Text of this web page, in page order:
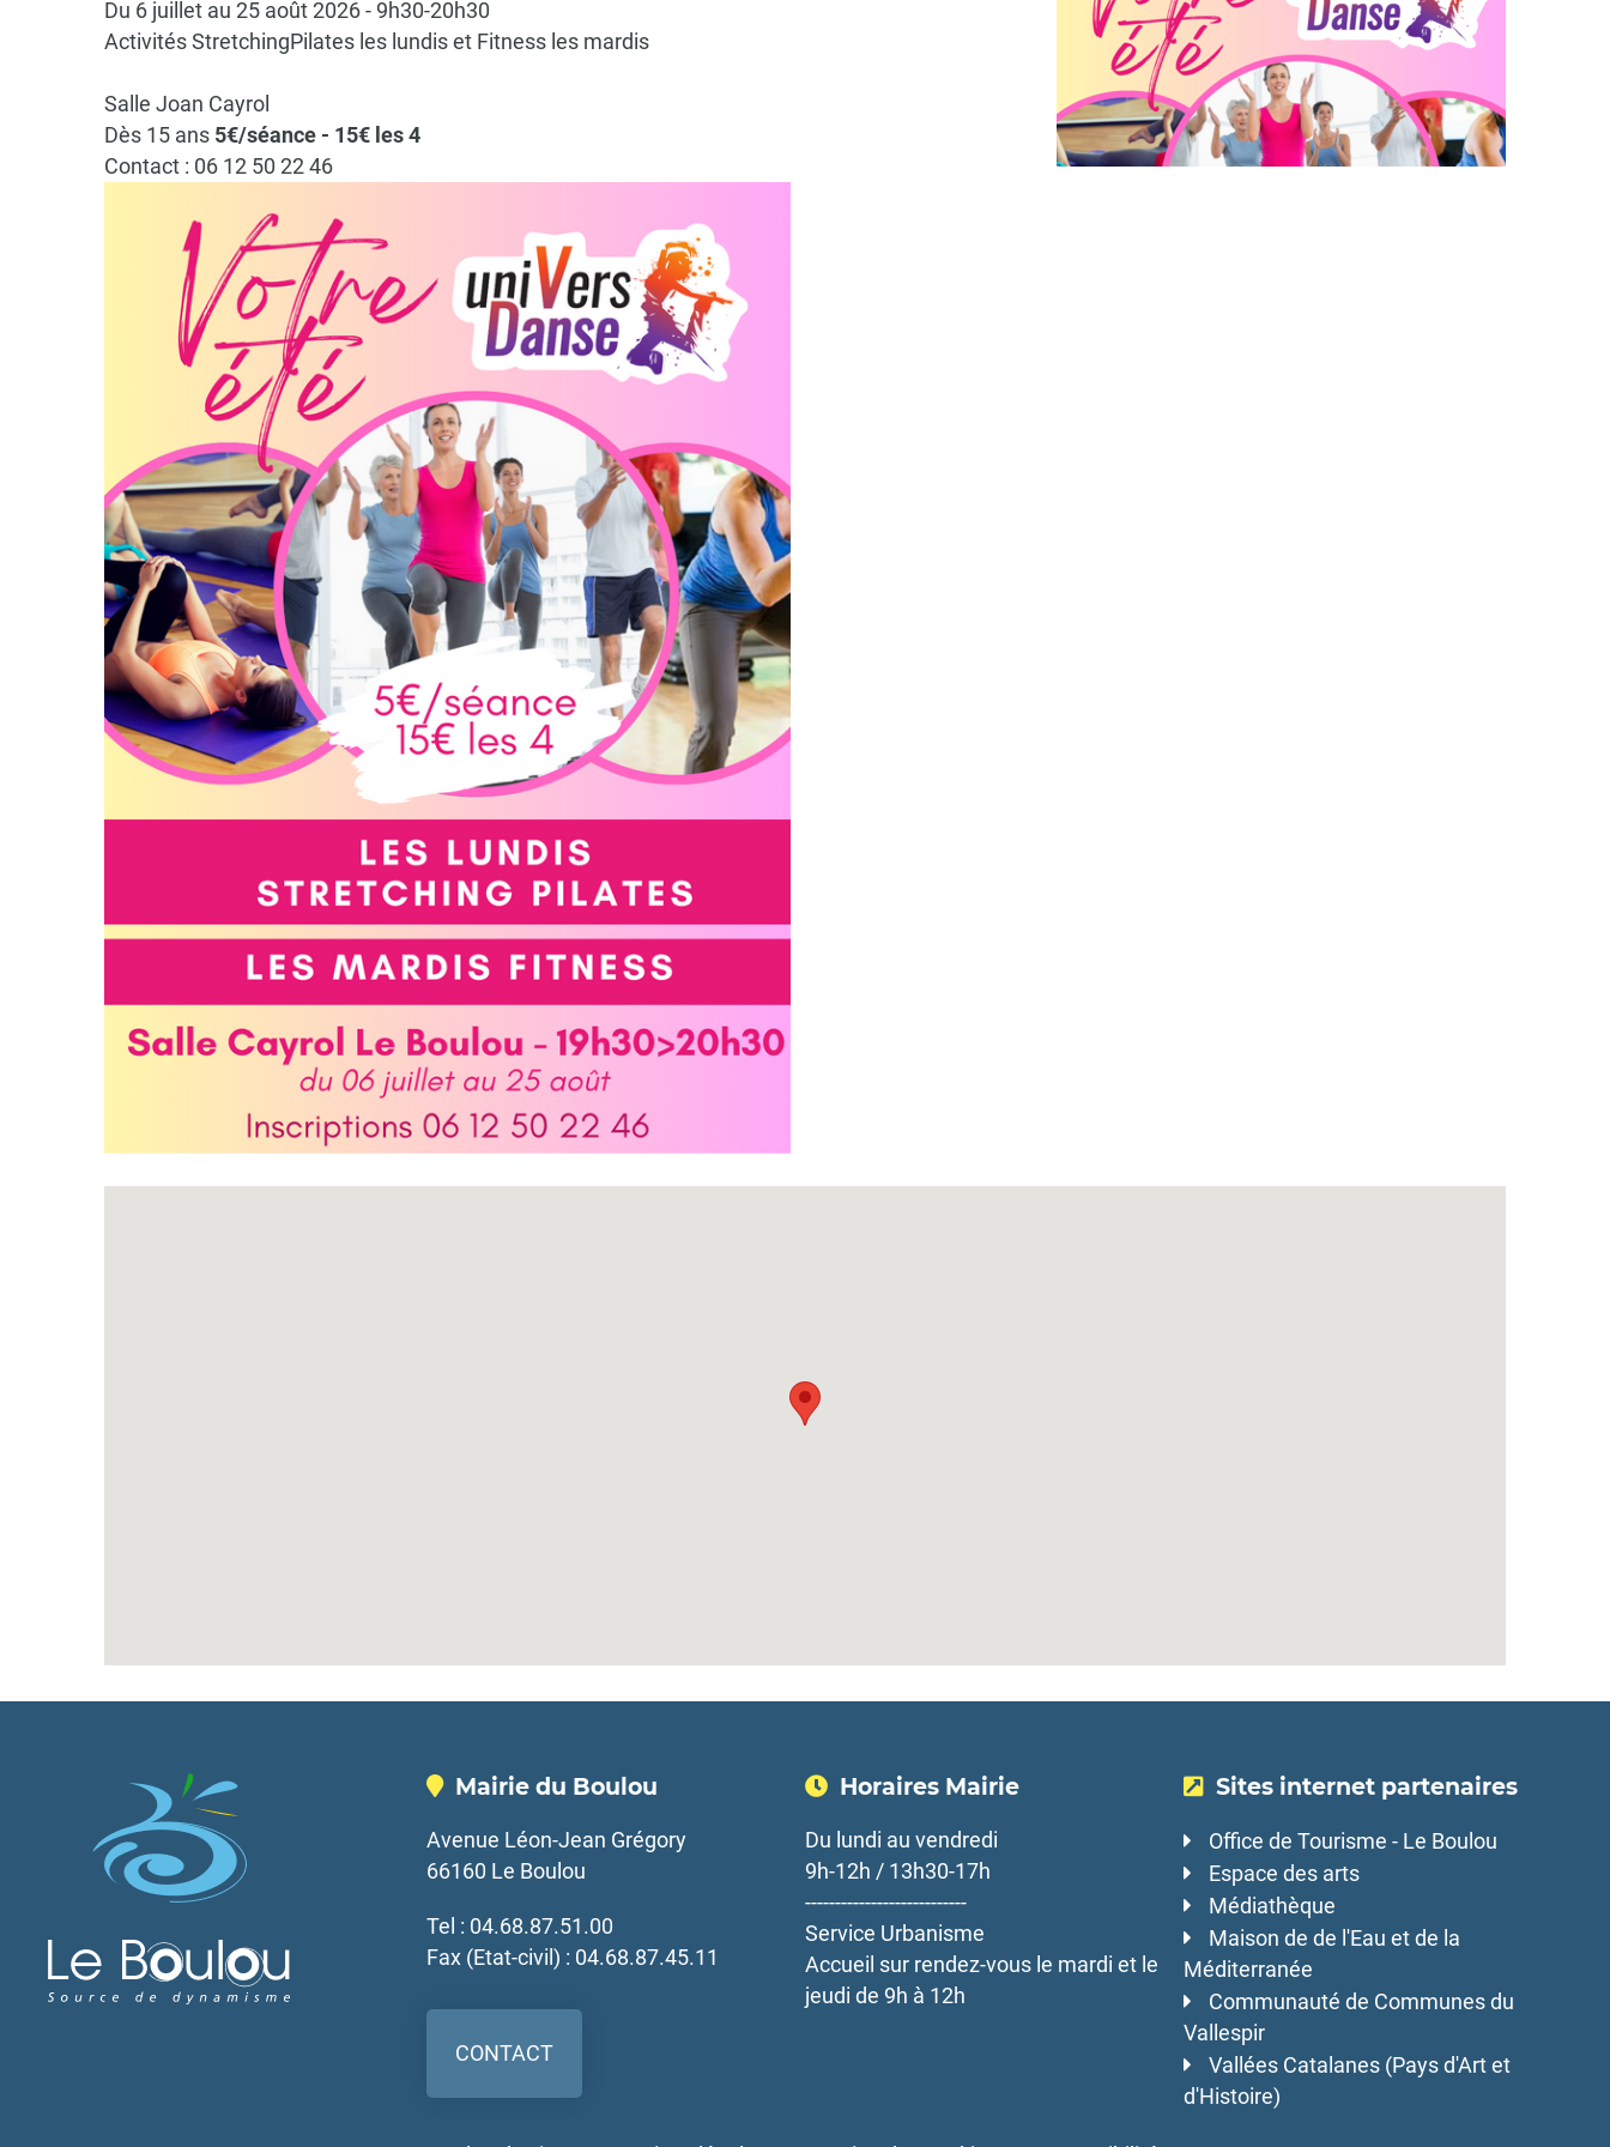
Du 6 juillet au 25 août 2026 - 9h30-20h30
Activités StretchingPilates les lundis et Fitness les mardis
Salle Joan Cayrol
Dès 15 ans 5€/séance - 15€ les 4
Contact : 06 12 50 22 46
Mairie du Boulou
Avenue Léon-Jean Grégory
66160 Le Boulou
Tel : 04.68.87.51.00
Fax (Etat-civil) : 04.68.87.45.11
CONTACT
Horaires Mairie
Du lundi au vendredi
9h-12h / 13h30-17h
---------------------------
Service Urbanisme
Accueil sur rendez-vous le mardi et le
jeudi de 9h à 12h
Sites internet partenaires
Office de Tourisme - Le Boulou
Espace des arts
Médiathèque
Maison de de l'Eau et de la
Méditerranée
Communauté de Communes du
Vallespir
Vallées Catalanes (Pays d'Art et
d'Histoire)